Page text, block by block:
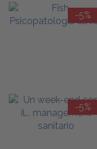
-5%
-5%